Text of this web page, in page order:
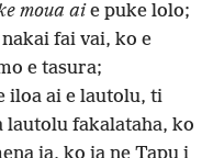
moua aie puke lolo;
fai vai, ko e
e tasura;
iloa ai e lautolu, ti
lautolu fakalataha, ko